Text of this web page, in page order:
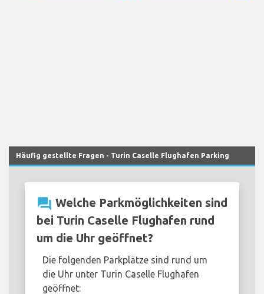
Häufig gestellte Fragen - Turin Caselle Flughafen Parking
question_answer Welche Parkmöglichkeiten sind
bei Turin Caselle Flughafen rund
um die Uhr geöffnet?
Die folgenden Parkplätze sind rund um
die Uhr unter Turin Caselle Flughafen
geöffnet: